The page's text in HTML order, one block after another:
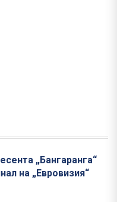
„Бангаранга“
на „Евровизия“